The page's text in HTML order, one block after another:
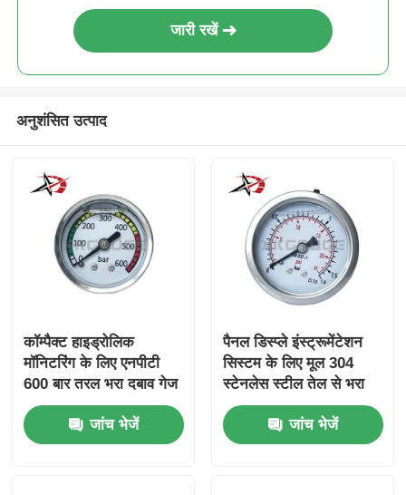
जारी रखें
अनुशंसित उत्पाद
कॉम्पैक्ट हाइड्रोलिक
मॉनिटरिंग के लिए एनपीटी
600 बार तरल भरा दबाव गेज
1.5 इंच अक्षीय माउंट
स्टेनलेस स्टीलजांच भेजें
पैनल डिस्प्ले इंस्ट्रूमेंटेशन
सिस्टम के लिए मूल 304
स्टेनलेस स्टील तेल से भरा
प्रेशर गेज एक्सियल माउंट
जांच भेजें